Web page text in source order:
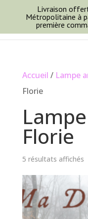
Accueil / Lampe
Florie
Florie
5 résultats affichés
Livraison
Métropolitaine à
première